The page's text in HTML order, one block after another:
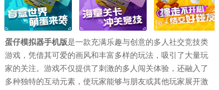
蛋仔模拟器手机版是一款充满乐趣与创意的多人社交竞技类
游戏，凭借其可爱的画风和丰富多样的玩法，吸引了大量玩
家的关注。游戏不仅提供了刺激的多人闯关体验，还融入了
多种独特的互动元素，使玩家能够与朋友或其他玩家展开激